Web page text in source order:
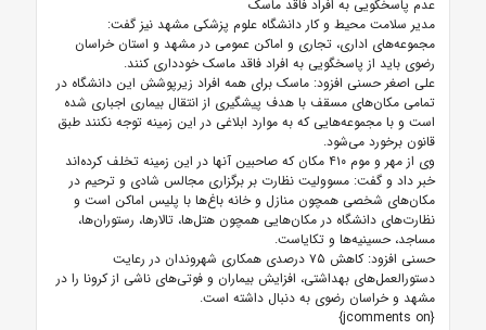
عدم پاسخگویی به افراد فاقد ماسک
مدیر سلامت محیط و کار دانشگاه علوم پزشکی مشهد نیز گفت:
مجموعه‌های اداری، تجاری و اماکن عمومی در مشهد و استان خراسان
رضوی باید از پاسخگویی به افراد فاقد ماسک خودداری کنند.
علی اصغر حسنی افزود: ماسک برای همه افراد زیرپوشش این دانشگاه در
تمامی مکان‌های مسقف با هدف پیشگیری از انتقال بیماری اجباری شده
‌است و با مجموعه‌هایی که به موارد ابلاغی در این زمینه توجه نکنند طبق
قانون برخورد می‌شود.
وی از مهر و موم ۴۱۰ مکان که صاحبین آنها در این زمینه تخلف کرده‌اند
خبر داد و گفت: مسوولیت نظارت بر برگزاری مجالس شادی و ترحیم در
مکان‌های شخصی همچون منازل و خانه باغ‌ها با پلیس اماکن است و
نظارت‌های دانشگاه در مکان‌هایی همچون هتل‌ها، تالارها، رستوران‌ها،
مساجد، حسینیه‌ها و تکایاست.
حسنی افزود: کاهش ۷۵ درصدی همکاری شهروندان در رعایت
دستورالعمل‌های بهداشتی، افزایش بیماران و فوتی‌های ناشی از کرونا را در
مشهد و خراسان رضوی به دنبال داشته است.
{jcomments on}